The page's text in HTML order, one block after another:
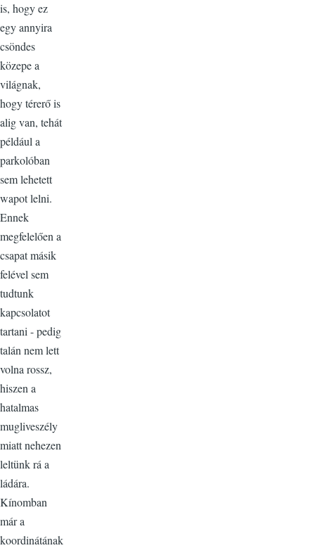
is, hogy ez
egy annyira
csöndes
közepe a
világnak,
hogy térerő is
alig van, tehát
például a
parkolóban
sem lehetett
wapot lelni.
Ennek
megfelelően a
csapat másik
felével sem
tudtunk
kapcsolatot
tartani - pedig
talán nem lett
volna rossz,
hiszen a
hatalmas
mugliveszély
miatt nehezen
leltünk rá a
ládára.
Kínomban
már a
koordinátának